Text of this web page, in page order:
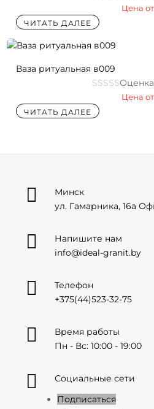
Цена от
ЧИТАТЬ ДАЛЕЕ
Ваза ритуальная в009
Оценка
Цена от
ЧИТАТЬ ДАЛЕЕ

Минск
ул. Гамарника, 16а

Напишите нам
info@ideal-granit.by

Телефон
+375(44)523-32-75

Время работы
Пн - Вс: 10:00 - 19:00

Социальные сети
Подписаться